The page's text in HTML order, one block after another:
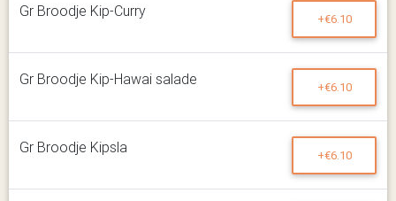
Gr Broodje Kip-Curry +€6.10
Gr Broodje Kip-Hawai salade +€6.10
Gr Broodje Kipsla +€6.10